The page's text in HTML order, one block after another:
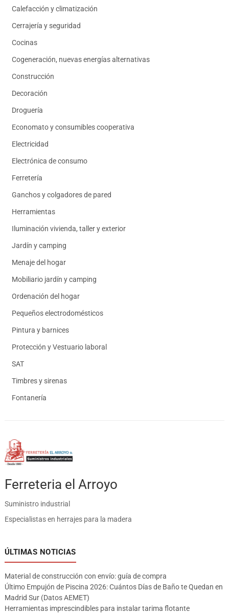
Calefacción y climatización
Cerrajería y seguridad
Cocinas
Cogeneración, nuevas energías alternativas
Construcción
Decoración
Droguería
Economato y consumibles cooperativa
Electricidad
Electrónica de consumo
Ferretería
Ganchos y colgadores de pared
Herramientas
Iluminación vivienda, taller y exterior
Jardín y camping
Menaje del hogar
Mobiliario jardín y camping
Ordenación del hogar
Pequeños electrodomésticos
Pintura y barnices
Protección y Vestuario laboral
SAT
Timbres y sirenas
Fontanería
Ferreteria el Arroyo
Suministro industrial
Especialistas en herrajes para la madera
ÚLTIMAS NOTICIAS
Material de construcción con envío: guía de compra
Último Empujón de Piscina 2026: Cuántos Días de Baño te Quedan en
Madrid Sur (Datos AEMET)
Herramientas imprescindibles para instalar tarima flotante